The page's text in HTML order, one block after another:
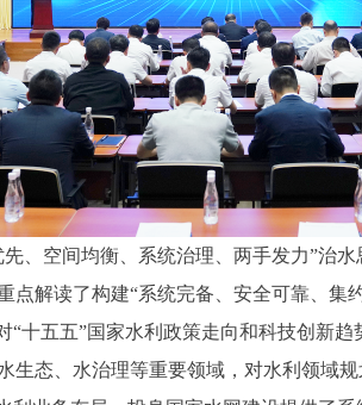
、空间均衡、系统治理、两手发力”治
点解读了构建“系统完备、安全可靠、
十五五”国家水利政策走向和科技创新趋
生态、水治理等重要领域，对水利领域